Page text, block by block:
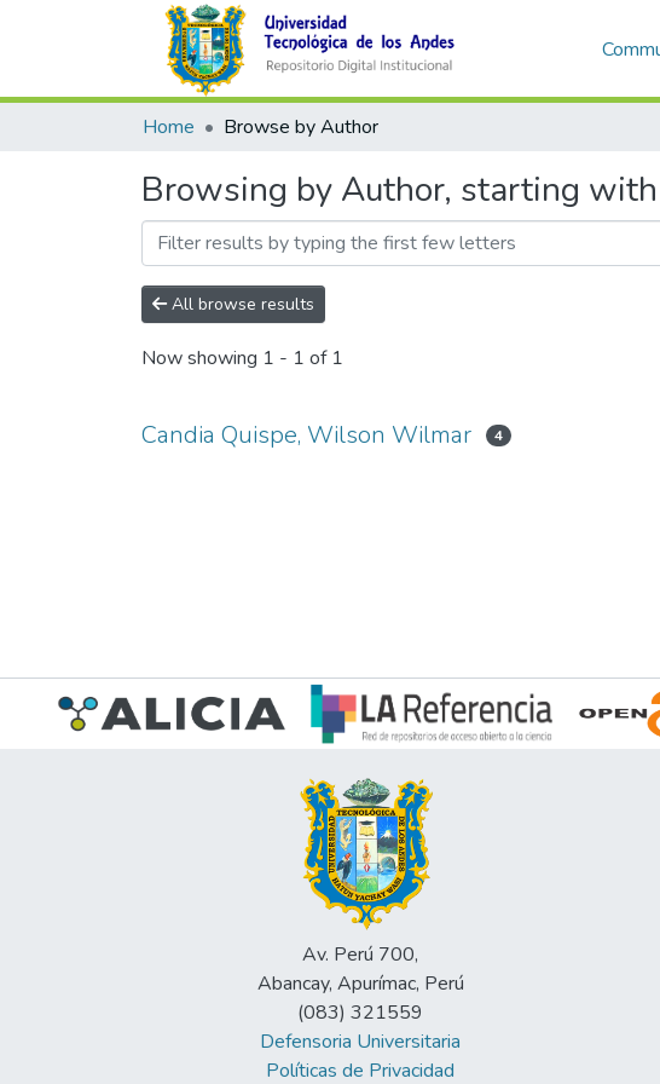
Home Browse by Author
Browsing by Author, starting
All browse results
Now showing 1 - 1 of 1
Candia Quispe, Wilson Wilmar 4
Av. Perú 700,
Abancay, Apurímac, Perú
(083) 321559
Defensoria Universitaria
Políticas de Privacidad